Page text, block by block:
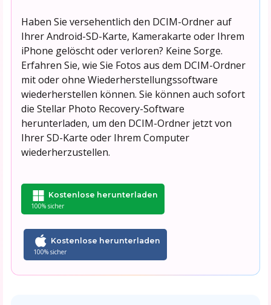
Haben Sie versehentlich den DCIM-Ordner auf
Ihrer Android-SD-Karte, Kamerakarte oder Ihrem
iPhone gelöscht oder verloren? Keine Sorge.
Erfahren Sie, wie Sie Fotos aus dem DCIM-Ordner
mit oder ohne Wiederherstellungssoftware
wiederherstellen können. Sie können auch sofort
die Stellar Photo Recovery-Software
herunterladen, um den DCIM-Ordner jetzt von
Ihrer SD-Karte oder Ihrem Computer
wiederherzustellen.
Kostenlose herunterladen
100% sicher
Kostenlose herunterladen
100% sicher